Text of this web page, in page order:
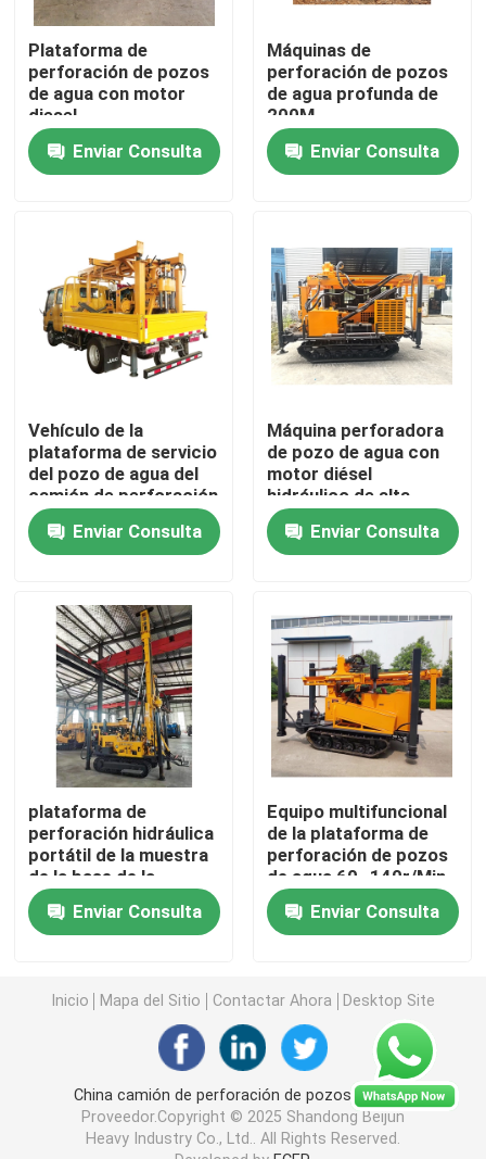
Inicio
Sobre nosotros
Contactos
Productos
Vídeos
Camión volquete subterráneo
Camión de mina de subterráneo
Camión articulado subterráneo
Elevación de las tijeras de la rueda
Transportes subterráneos de personal
La correa eslabonada Scissor la elevación
Elevación articulada del auge
plataforma elevadora telescópica
Máquina perforadora gigante
Camión de cubo
Plataforma de
perforación de pozos
de agua con motor
diesel
Enviar Consulta
Máquinas de
perforación de pozos
de agua profunda de
200M
Enviar Consulta
Vehículo de la
plataforma de servicio
del pozo de agua del
camión de perforación
del pozo de agua
profunda del anuncio
publicitario los 200m
Enviar Consulta
Máquina perforadora
de pozo de agua con
motor diésel
hidráulico de alta
velocidad JDL-280
Enviar Consulta
plataforma de
perforación hidráulica
portátil de la muestra
de la base de la
explotación aurífera
del SPT de la
plataforma de
Enviar Consulta
Equipo multifuncional
de la plataforma de
perforación de pozos
de agua 60~140r/Min
Enviar Consulta
Inicio Mapa del Sitio Contactar Ahora Desktop Site
China camión de perforación de pozos de agua
Proveedor.Copyright © 2025 Shandong Beijun
Heavy Industry Co., Ltd.. All Rights Reserved.